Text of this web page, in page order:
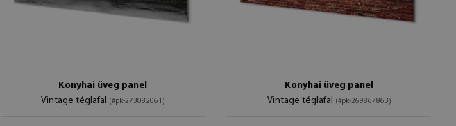
Konyhai üveg panel
Vintage téglafal (#pk-273082061)
Konyhai üveg panel
Vintage téglafal (#pk-269867863)